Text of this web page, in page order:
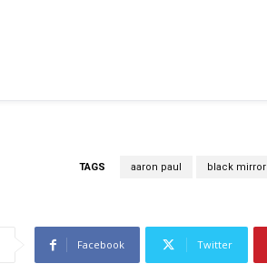
TAGS aaron paul black mirror
Facebook Twitter